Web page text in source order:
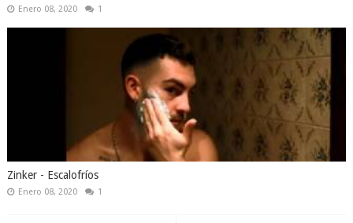
Enero 08, 2020 1
Zinker - Escalofríos
Enero 08, 2020 1